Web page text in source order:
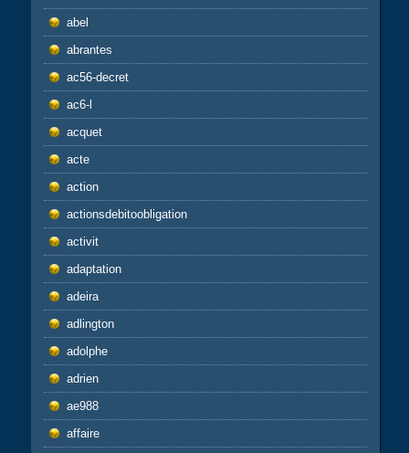
abel
abrantes
ac56-decret
ac6-l
acquet
acte
action
actionsdebitoobligation
activit
adaptation
adeira
adlington
adolphe
adrien
ae988
affaire